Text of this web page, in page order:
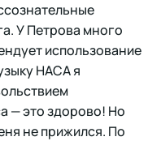
У Петрова много
использование
НАСА я
— это здорово! Но
не прижился. По